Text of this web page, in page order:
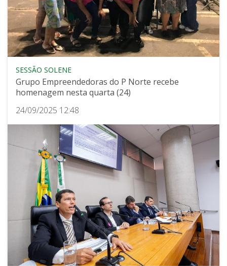
SESSÃO SOLENE
Grupo Empreendedoras do P Norte recebe
homenagem nesta quarta (24)
24/09/2025 12:48